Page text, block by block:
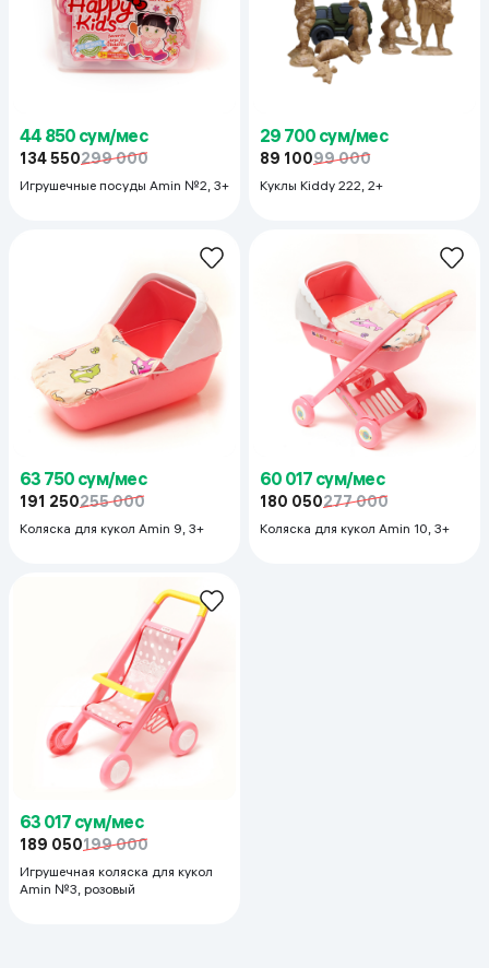
44 850 сум/мес
134 550299 000
Игрушечные посуды Amin №2, 3+
29 700 сум/мес
89 10099 000
Куклы Kiddy 222, 2+
63 750 сум/мес
191 250255 000
Коляска для кукол Amin 9, 3+
60 017 сум/мес
180 050277 000
Коляска для кукол Amin 10, 3+
63 017 сум/мес
189 050199 000
Игрушечная коляска для кукол
Amin №3, розовый